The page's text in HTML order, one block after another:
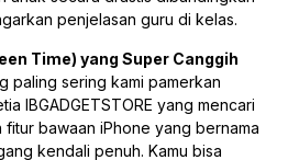
penjelasan guru di kelas.
Time) yang Super Canggih
paling sering kami pamerkan
IBGADGETSTORE yang mencari
fitur bawaan iPhone yang bernama
kendali penuh. Kamu bisa